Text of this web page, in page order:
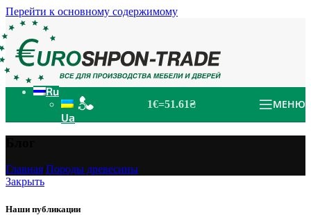
Перейти к основному содержимому
Ru
Ua
1€=51.61₴ МЕНЮ
Главная Породы древесины
Закрыть
Наши публикации